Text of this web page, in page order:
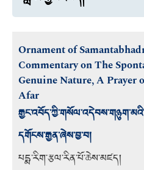
Ornament of
Commentary on The
Genuine Nature, A Prayer
Afar
དགོངས་རྒྱན་ཞེས་བྱ་བ།
པདྨ་རིག་རྩལ་རིན་པོ་ཆེས་མཛད།